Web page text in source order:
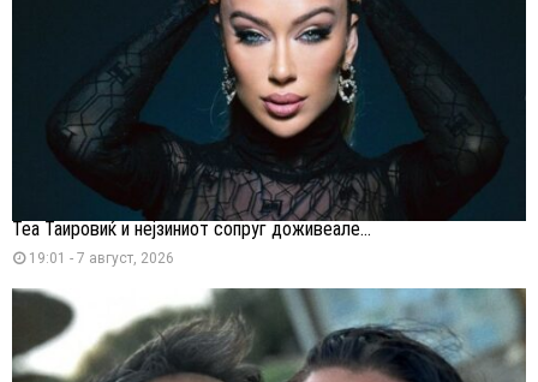
Теа Таировиќ и нејзиниот сопруг доживеале...
19:01 - 7 август, 2026